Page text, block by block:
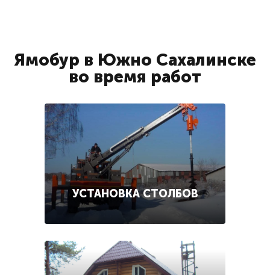
Ямобур в Южно Сахалинске
во время работ
УСТАНОВКА СТОЛБОВ